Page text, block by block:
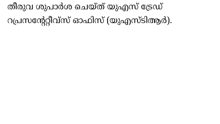
തീരുവ ശുപാർശ ചെയ്ത് യുഎസ് ട്രേഡ്
റപ്രസന്റേറ്റീവ്സ് ഓഫിസ് (യുഎസ്ടിആർ).